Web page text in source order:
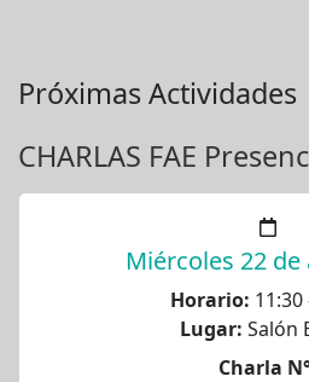
Próximas Actividades
CHARLAS FAE
Miércoles 22
Horario: 11:30
Lugar: Salón
Charla